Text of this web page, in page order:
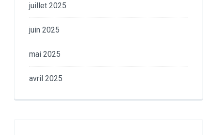
juillet 2025
juin 2025
mai 2025
avril 2025